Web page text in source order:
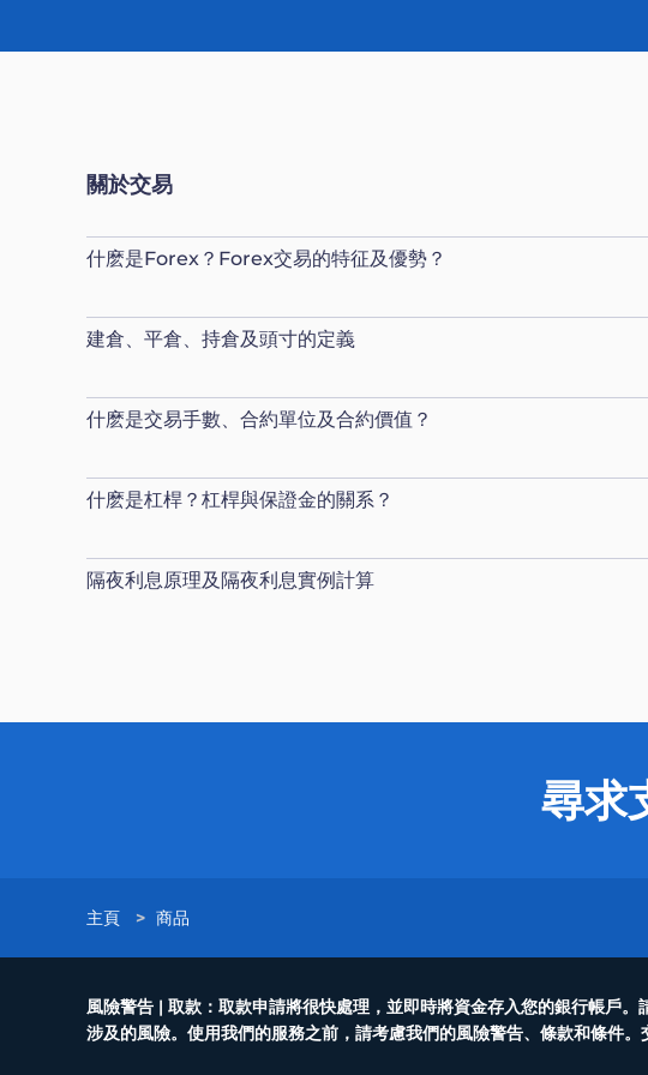
關於交易
什麽是Forex？Forex交易的特征及優勢？
建倉、平倉、持倉及頭寸的定義
什麽是交易手數、合約單位及合約價值？
什麽是杠桿？杠桿與保證金的關系？
隔夜利息原理及隔夜利息實例計算
尋求
主頁 > 商品
風險警告 | 取款：取款申請將很快處理，並即時將資金存入您的銀行帳戶
涉及的風險。使用我們的服務之前，請考慮我們的風險警告、條款和條件。